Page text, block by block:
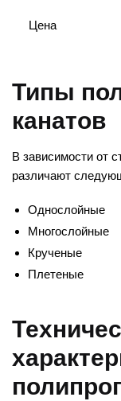
Цена
Типы
канатов
В зависимости от
различают
Однослойные
Многослойные
Крученые
Плетеные